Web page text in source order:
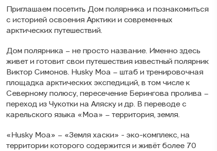
Приглашаем посетить Дом полярника и познакомиться
с историей освоения Арктики и современных
арктических путешествий.
Дом полярника – не просто название. Именно здесь
живет и готовит свои путешествия известный полярник
Виктор Симонов. Husky Moa – штаб и тренировочная
площадка арктических экспедиций, в том числе к
Северному полюсу, пересечение Берингова пролива –
переход из Чукотки на Аляску и др. В переводе с
карельского языка «Moa» – территория, земля.
«Husky Moa» – «Земля хаски» - эко-комплекс, на
территории которого содержится и живёт более 70